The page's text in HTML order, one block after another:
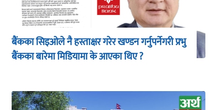
बैंकका सिइओले नै हस्ताक्षर गरेर खण्डन गर्नुपर्नेगरी प्रभु
बैंकका बारेमा मिडियामा के आएका थिए ?